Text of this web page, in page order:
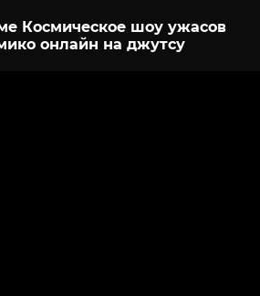
Космическое шоу ужасов
онлайн на джутсу